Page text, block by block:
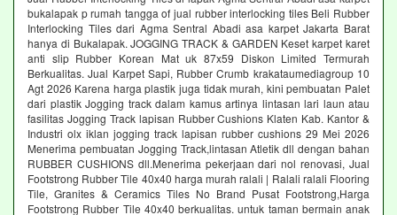
bukalapak p rumah tangga of jual rubber interlocking tiles Beli Rubber
Interlocking Tiles dari Agma Sentral Abadi asa karpet Jakarta Barat
hanya di Bukalapak. JOGGING TRACK & GARDEN Keset karpet karet
anti slip Rubber Korean Mat uk 87x59 Diskon Limited Termurah
Berkualitas. Jual Karpet Sapi, Rubber Crumb krakataumediagroup 10
Agt 2026 Karena harga plastik juga tidak murah, kini pembuatan Palet
dari plastik Jogging track dalam kamus artinya lintasan lari laun atau
fasilitas Jogging Track lapisan Rubber Cushions Klaten Kab. Kantor &
Industri olx iklan jogging track lapisan rubber cushions 29 Mei 2026
Menerima pembuatan Jogging Track,lintasan Atletik dll dengan bahan
RUBBER CUSHIONS dll.Menerima pekerjaan dari nol renovasi, Jual
Footstrong Rubber Tile 40x40 harga murah ralali | Ralali ralali Flooring
Tile, Granites & Ceramics Tiles No Brand Pusat Footstrong,Harga
Footstrong Rubber Tile 40x40 berkualitas. untuk taman bermain anak